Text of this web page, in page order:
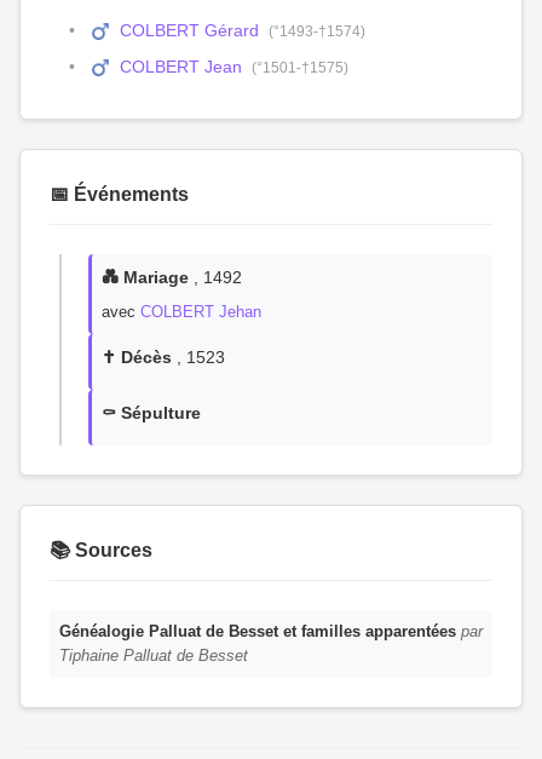
COLBERT Gérard (°1493-†1574)
COLBERT Jean (°1501-†1575)
📅 Événements
💑 Mariage , 1492
avec COLBERT Jehan
✝️ Décès , 1523
⚰️ Sépulture
📚 Sources
Généalogie Palluat de Besset et familles apparentées par
Tiphaine Palluat de Besset